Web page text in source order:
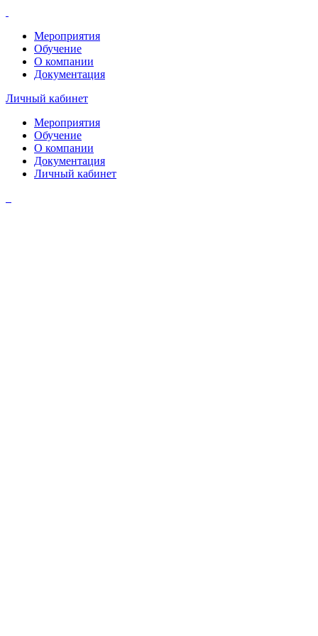
Мероприятия
Обучение
О компании
Документация
Личный кабинет
Мероприятия
Обучение
О компании
Документация
Личный кабинет